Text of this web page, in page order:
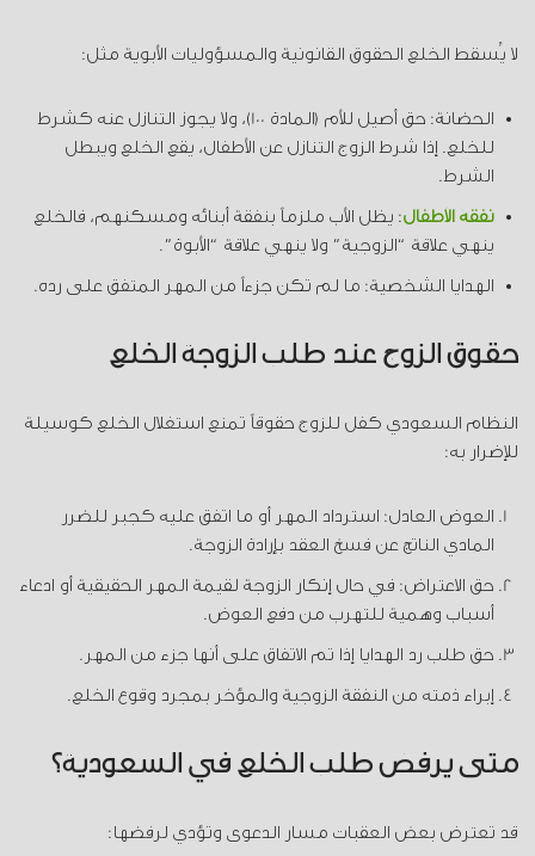
لا يُسقط الخلع الحقوق القانونية والمسؤوليات الأبوية مثل:
الحضانة: حق أصيل للأم (المادة 100)، ولا يجوز التنازل عنه كشرط
للخلع. إذا شرط الزوج التنازل عن الأطفال، يقع الخلع ويبطل
الشرط.
نفقة الأطفال: يظل الأب ملزماً بنفقة أبنائه ومسكنهم، فالخلع
ينهي علاقة “الزوجية” ولا ينهي علاقة “الأبوة”.
الهدايا الشخصية: ما لم تكن جزءاً من المهر المتفق على رده.
حقوق الزوج عند طلب الزوجة الخلع
النظام السعودي كفل للزوج حقوقاً تمنع استغلال الخلع كوسيلة
للإضرار به:
العوض العادل: استرداد المهر أو ما اتفق عليه كجبر للضرر
المادي الناتج عن فسخ العقد بإرادة الزوجة.
حق الاعتراض: في حال إنكار الزوجة لقيمة المهر الحقيقية أو ادعاء
أسباب وهمية للتهرب من دفع العوض.
حق طلب رد الهدايا إذا تم الاتفاق على أنها جزء من المهر.
إبراء ذمته من النفقة الزوجية والمؤخر بمجرد وقوع الخلع.
متى يرفض طلب الخلع في السعودية؟
قد تعترض بعض العقبات مسار الدعوى وتؤدي لرفضها: